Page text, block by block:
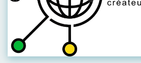
Visiter leur site